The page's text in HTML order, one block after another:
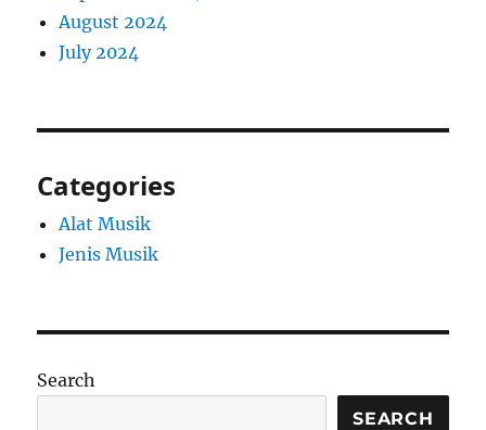
August 2024
July 2024
Categories
Alat Musik
Jenis Musik
Search
SEARCH